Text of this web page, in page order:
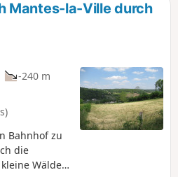
Mantes-la-Ville durch
-240 m
Bahnhof zu
die
Wälder